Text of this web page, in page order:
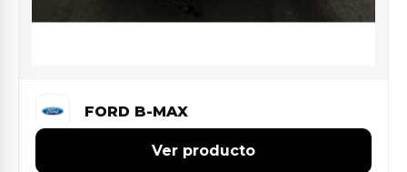
FORD B-MAX
Ver producto